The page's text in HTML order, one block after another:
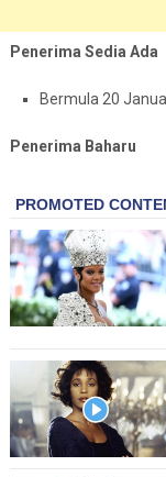
Penerima Sedia Ada
Bermula 20
Penerima Baharu